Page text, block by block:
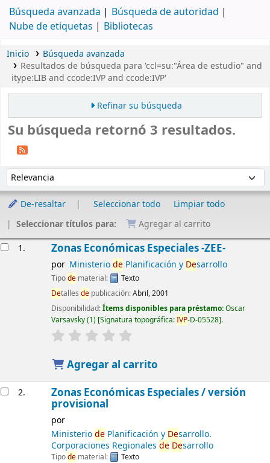
Búsqueda avanzada
Búsqueda de autoridad
Nube de etiquetas
Bibliotecas
Inicio
Búsqueda avanzada
Resultados de búsqueda para 'ccl=su:"Área de estudio" and
itype:LIB and ccode:IVP and ccode:IVP'
Refinar su búsqueda
Su búsqueda retornó 3 resultados.
Ordenar por:
De-resaltar Seleccionar todo
Limpiar todo
Seleccionar títulos para:
Agregar al carrito
1. Zonas Económicas Especiales -ZEE-
por MinisteriodePlanificación y Desarrollo
Tipodematerial:
Texto
Detalles depublicación:Abril, 2001
Disponibilidad:Ítems disponibles para préstamo:Oscar
Varsavsky(1) Signatura topográfica:IVP-D-05528 .
Agregar al carrito
2. Zonas Económicas Especiales / versión
provisional
por
MinisteriodePlanificación y Desarrollo.
Corporaciones Regionales de Desarrollo
Tipodematerial:
Texto